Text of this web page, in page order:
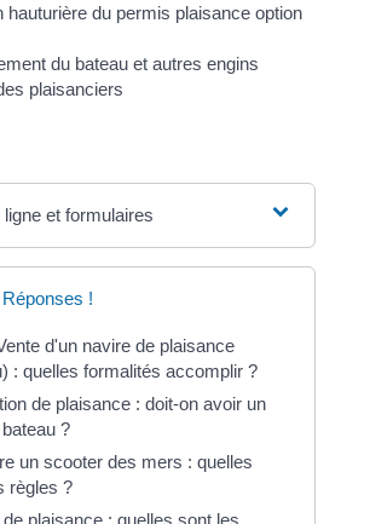
hauturière du permis plaisance option
du bateau et autres engins
plaisanciers
et formulaires
!
d'un navire de plaisance
: quelles formalités accomplir ?
de plaisance : doit-on avoir un
?
un scooter des mers : quelles
règles ?